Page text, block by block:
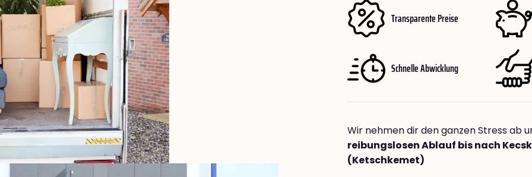
Transparente Preise
Schnelle Abwicklung
Wir nehmen dir den ganzen Stress ab
reibungslosen Ablauf bis nach
(Ketschkemet)